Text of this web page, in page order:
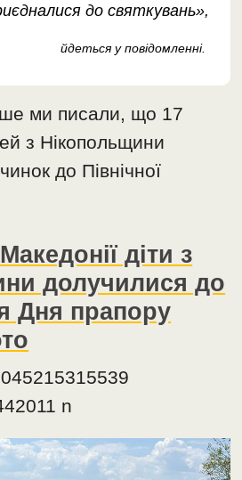
до святкувань»,
йдеться у повідомленні.
ми писали, що 17
з Нікопольщини
до Північної
діти з
долучилися до
Дня прапору